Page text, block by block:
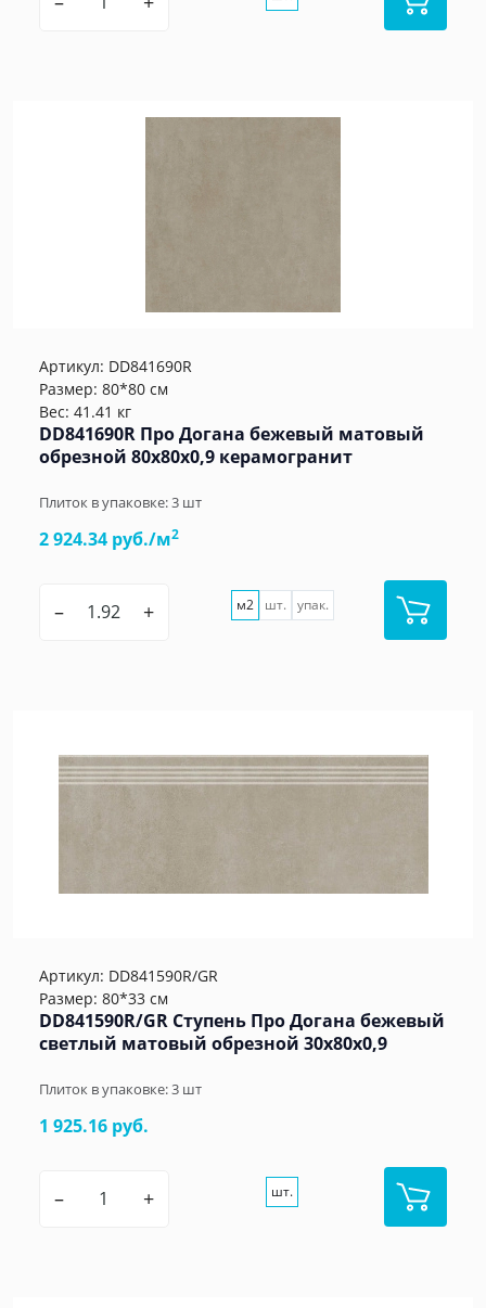
Артикул: DD841690R
Размер: 80*80 см
Вес: 41.41 кг
DD841690R Про Догана бежевый матовый
обрезной 80x80x0,9 керамогранит
Плиток в упаковке:3 шт
2 924.34 руб./м2
– + м2 шт. упак.
Артикул: DD841590R/GR
Размер: 80*33 см
DD841590R/GR Ступень Про Догана бежевый
светлый матовый обрезной 30x80x0,9
Плиток в упаковке:3 шт
1 925.16 руб.
– + шт.